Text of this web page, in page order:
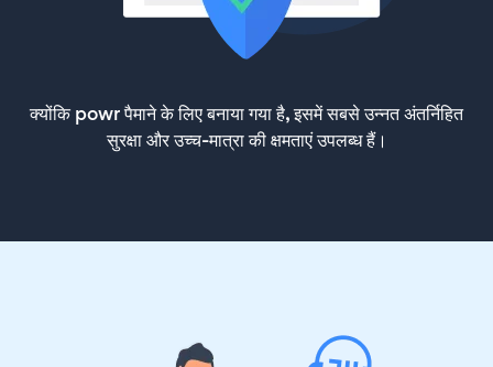
क्योंकि powr पैमाने के लिए बनाया गया है, इसमें सबसे उन्नत अंतर्निहित
सुरक्षा और उच्च-मात्रा की क्षमताएं उपलब्ध हैं।